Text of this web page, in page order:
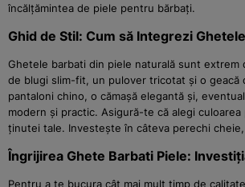
încălțămintea de piele pentru bărbați.
Ghid de Stil: Cum să Integrezi
Ghetele barbati din piele naturală sunt
de blugi slim-fit, un pulover tricotat și o geacă
pantaloni chino, o cămașă elegantă și,
modern și practic. Asigură-te că alegi
ținutei tale. Investește în câteva perechi
Îngrijirea Ghete Barbati Piele:
Pentru a te bucura cât mai mult timp de